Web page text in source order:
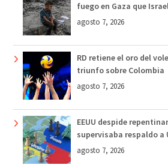
fuego en Gaza que
agosto 7, 2026
RD retiene el oro del
triunfo sobre Colombia
agosto 7, 2026
EEUU despide
supervisaba respaldo a
agosto 7, 2026